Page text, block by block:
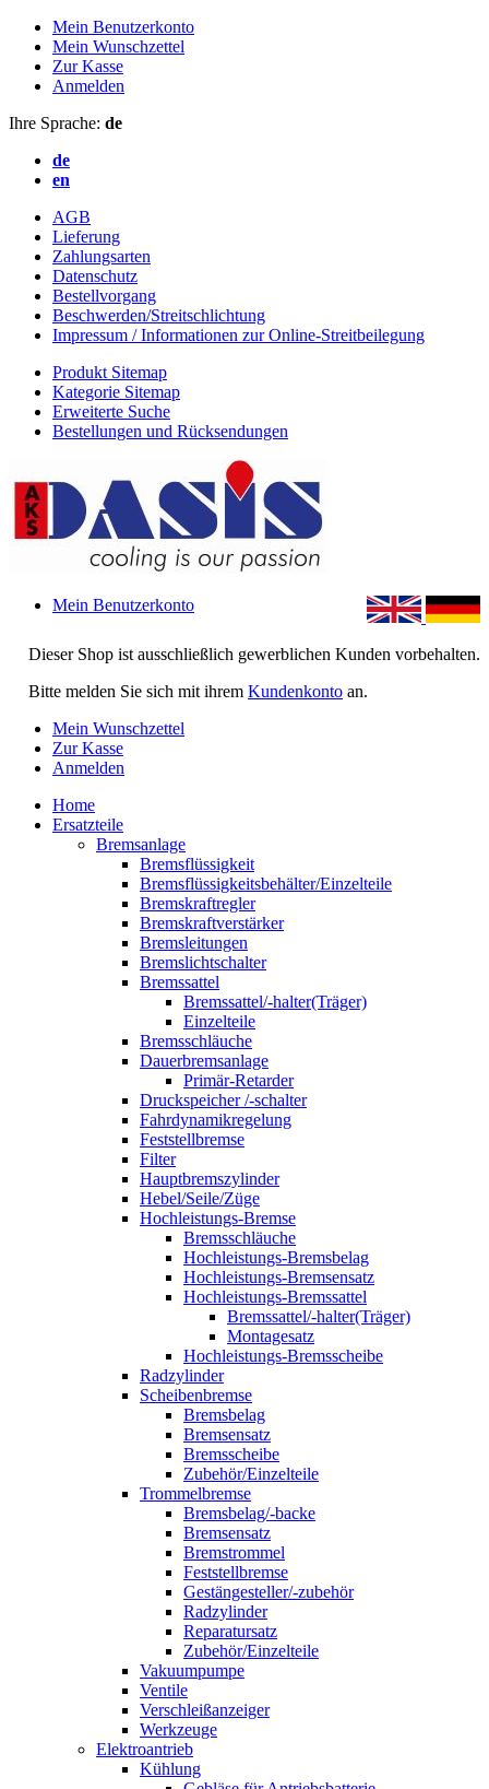
Mein Benutzerkonto
Mein Wunschzettel
Zur Kasse
Anmelden
Ihre Sprache: de
de
en
AGB
Lieferung
Zahlungsarten
Datenschutz
Bestellvorgang
Beschwerden/Streitschlichtung
Impressum / Informationen zur Online-Streitbeilegung
Produkt Sitemap
Kategorie Sitemap
Erweiterte Suche
Bestellungen und Rücksendungen
Dieser Shop ist ausschließlich gewerblichen Kunden vorbehalten.
Bitte melden Sie sich mit ihrem Kundenkonto an.
Mein Benutzerkonto
Mein Wunschzettel
Zur Kasse
Anmelden
Home
Ersatzteile
Bremsanlage
Bremsflüssigkeit
Bremsflüssigkeitsbehälter/Einzelteile
Bremskraftregler
Bremskraftverstärker
Bremsleitungen
Bremslichtschalter
Bremssattel
Bremssattel/-halter(Träger)
Einzelteile
Bremsschläuche
Dauerbremsanlage
Primär-Retarder
Druckspeicher /-schalter
Fahrdynamikregelung
Feststellbremse
Filter
Hauptbremszylinder
Hebel/Seile/Züge
Hochleistungs-Bremse
Bremsschläuche
Hochleistungs-Bremsbelag
Hochleistungs-Bremsensatz
Hochleistungs-Bremssattel
Bremssattel/-halter(Träger)
Montagesatz
Hochleistungs-Bremsscheibe
Radzylinder
Scheibenbremse
Bremsbelag
Bremsensatz
Bremsscheibe
Zubehör/Einzelteile
Trommelbremse
Bremsbelag/-backe
Bremsensatz
Bremstrommel
Feststellbremse
Gestängesteller/-zubehör
Radzylinder
Reparatursatz
Zubehör/Einzelteile
Vakuumpumpe
Ventile
Verschleißanzeiger
Werkzeuge
Elektroantrieb
Kühlung